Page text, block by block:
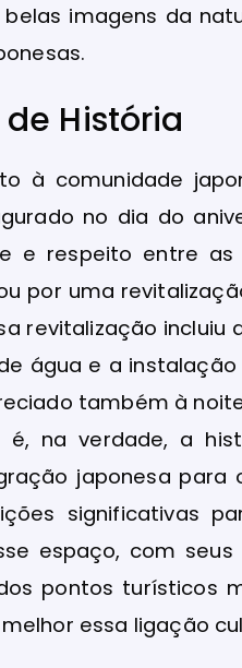
imagens da
História
à comunidade
no dia do
e respeito entre as
por uma
revitalização
água e a
também à
na verdade, a
japonesa para
significativas
espaço, com
pontos turísticos
essa ligação